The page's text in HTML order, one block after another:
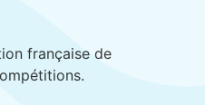
française de